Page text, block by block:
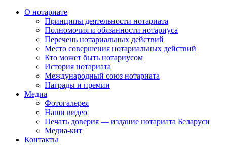
О нотариате
Принципы деятельности нотариата
Полномочия и обязанности нотариуса
Перечень нотариальных действий
Место совершения нотариальных действий
Кто может быть нотариусом
История нотариата
Международный союз нотариата
Награды и премии
Медиа
Фотогалерея
Наши видео
Печать доверия — издание нотариата Беларуси
Медиа-кит
Контакты